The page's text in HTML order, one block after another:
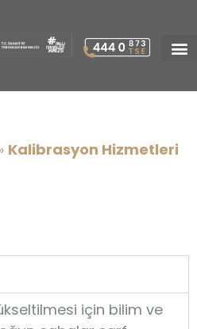
Kalibrasyon Hizmetleri
için bilim ve